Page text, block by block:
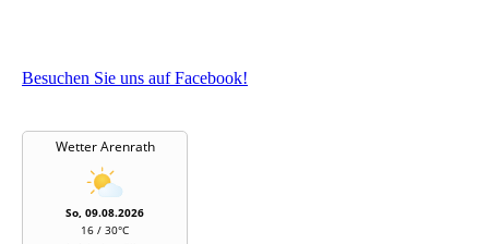
Besuchen Sie uns auf Facebook!